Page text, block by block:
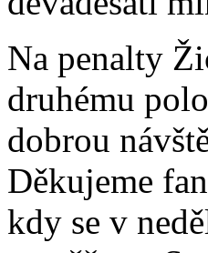
Na penalty
druhému
dobrou
Děkujeme
kdy se v